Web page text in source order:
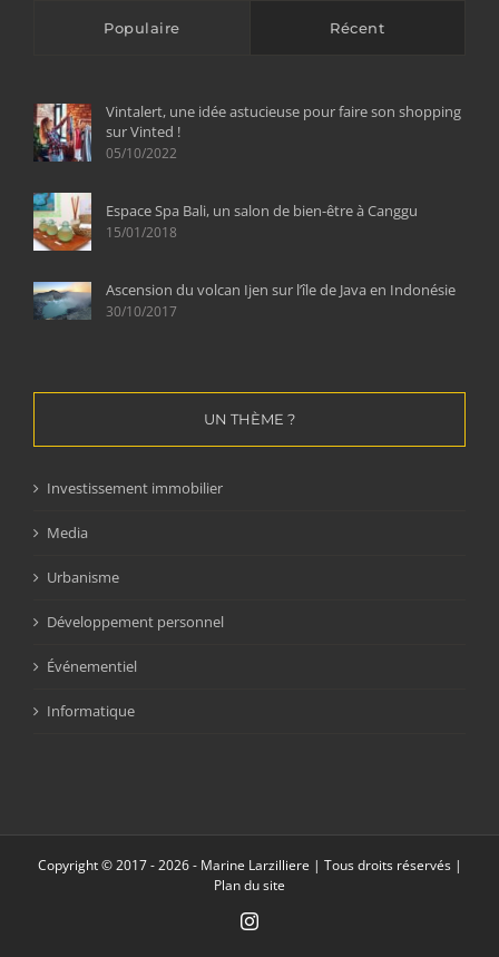
Populaire Récent
Vintalert, une idée astucieuse pour faire son shopping
sur Vinted !
05/10/2022
Espace Spa Bali, un salon de bien-être à Canggu
15/01/2018
Ascension du volcan Ijen sur l’île de Java en Indonésie
30/10/2017
UN THÈME ?
Investissement immobilier
Media
Urbanisme
Développement personnel
Événementiel
Informatique
Copyright © 2017 -2026 - Marine Larzilliere | Tous droits réservés |
Plan du site
Instagram